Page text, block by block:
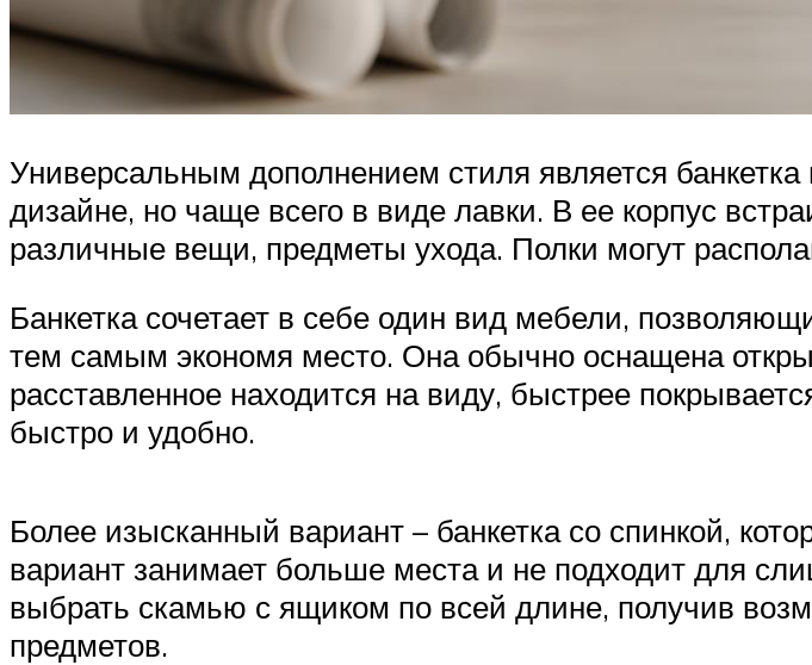
Универсальным дополнением стиля является
дизайне, но чаще всего в виде лавки. В ее корпус
различные вещи, предметы ухода. Полки могут
Банкетка сочетает в себе один вид мебели,
тем самым экономя место. Она обычно оснащена
расставленное находится на виду, быстрее
быстро и удобно.
Более изысканный вариант – банкетка со спинкой,
вариант занимает больше места и не подходит для
выбрать скамью с ящиком по всей длине, получив
предметов.